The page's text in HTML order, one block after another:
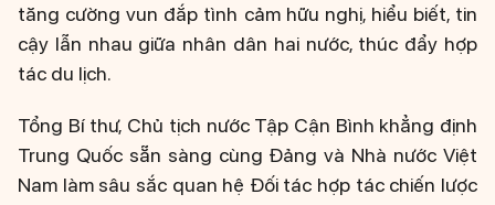
tăng cường vun đắp tình cảm hữu nghị, hiểu biết, tin
cậy lẫn nhau giữa nhân dân hai nước, thúc đẩy hợp
tác du lịch.
Tổng Bí thư, Chủ tịch nước Tập Cận Bình khẳng định
Trung Quốc sẵn sàng cùng Đảng và Nhà nước Việt
Nam làm sâu sắc quan hệ Đối tác hợp tác chiến lược